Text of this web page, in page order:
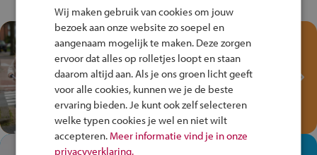
Test je kennis met het
Fiets Veilig
Verkeersspel!
Speel het Fiets Veilig Verkeersspel
en win een Cortina-fiets!
Wij maken gebruik van cookies om jouw
bezoek aan onze website zo soepel en
aangenaam mogelijk te maken. Deze zorgen
ervoor dat alles op rolletjes loopt en staan
daarom altijd aan. Als je ons groen licht geeft
voor alle cookies, kunnen we je de beste
ervaring bieden. Je kunt ook zelf selecteren
welke typen cookies je wel en niet wilt
accepteren. Meer informatie vind je in onze
privacyverklaring.